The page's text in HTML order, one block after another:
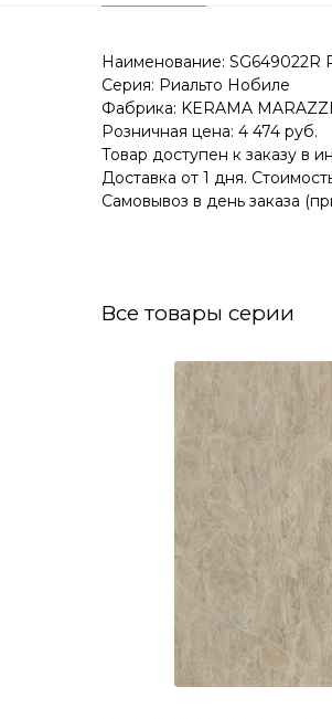
Наименование: SG649022R
Серия: Риальто Нобиле
Фабрика: KERAMA MARAZZI
Розничная цена: 4 474 руб.
Товар доступен к заказу в
Доставка от 1 дня.
Самовывоз в день заказа
Все товары серии